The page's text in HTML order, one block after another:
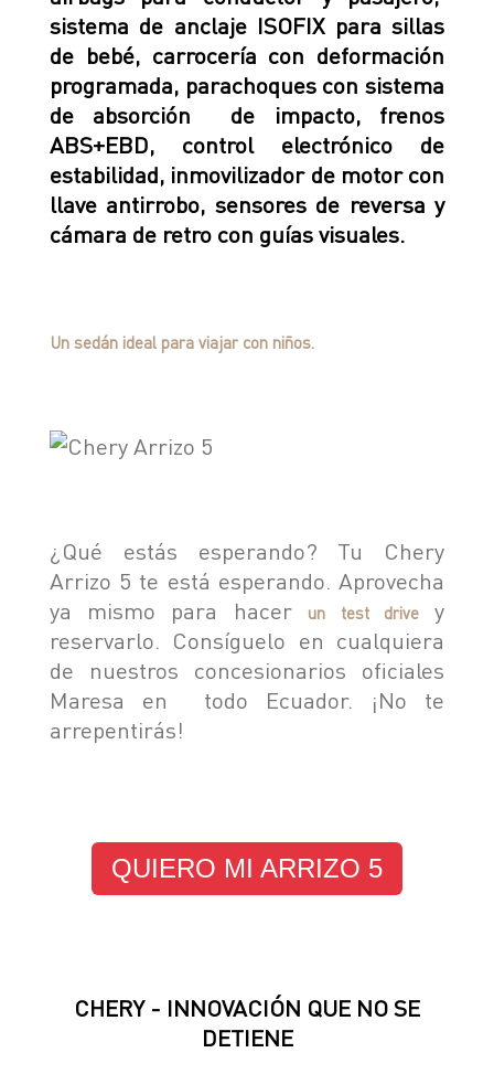
sistema de anclaje ISOFIX para sillas
de bebé, carrocería con deformación
programada, parachoques con sistema
de absorción de impacto, frenos
ABS+EBD, control electrónico de
estabilidad, inmovilizador de motor con
llave antirrobo, sensores de reversa y
cámara de retro con guías visuales.
Un sedán ideal para viajar con niños.
¿Qué estás esperando? Tu Chery
Arrizo 5 te está esperando. Aprovecha
ya mismo para hacer
un test drivey
reservarlo. Consíguelo en cualquiera
de nuestros concesionarios oficiales
Maresa en todo Ecuador. ¡No te
arrepentirás!
QUIERO MI ARRIZO 5
CHERY - INNOVACIÓN QUE NO SE
DETIENE